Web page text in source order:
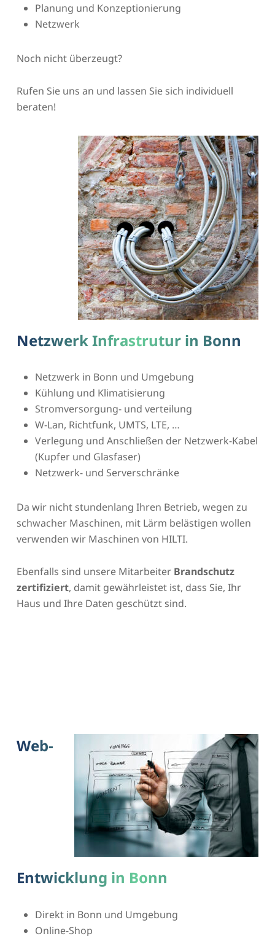
Planung und Konzeptionierung
Netzwerk
Noch nicht überzeugt?
Rufen Sie uns an und lassen Sie sich individuell
beraten!
Netzwerk Infrastrutur in Bonn
Netzwerk in Bonn und Umgebung
Kühlung und Klimatisierung
Stromversorgung- und verteilung
W-Lan, Richtfunk, UMTS, LTE, …
Verlegung und Anschließen der Netzwerk-Kabel
(Kupfer und Glasfaser)
Netzwerk- und Serverschränke
Da wir nicht stundenlang Ihren Betrieb, wegen zu
schwacher Maschinen, mit Lärm belästigen wollen
verwenden wir Maschinen von HILTI.
Ebenfalls sind unsere Mitarbeiter Brandschutz
zertifiziert, damit gewährleistet ist, dass Sie, Ihr
Haus und Ihre Daten geschützt sind.
Web-
Entwicklung in Bonn
Direkt in Bonn und Umgebung
Online-Shop